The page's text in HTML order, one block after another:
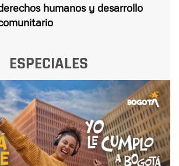
humanos y desarrollo
ESPECIALES